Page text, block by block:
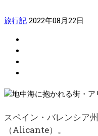
旅行記 2022年08月22日
スペイン・バレンシア
（Alicante）。